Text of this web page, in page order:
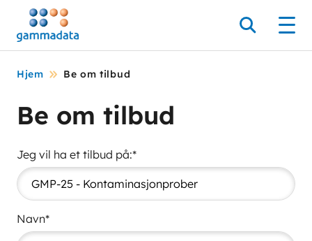
Hopp
hovedinnholdett
Søk
Hjem Be om tilbud
Be om tilbud
Jeg vil ha et tilbud på:*
Navn*